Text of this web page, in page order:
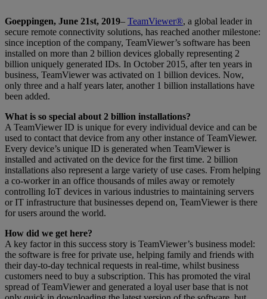
Goeppingen, June 21st, 2019– TeamViewer®, a global leader in
secure remote connectivity solutions, has reached another milestone:
since inception of the company, TeamViewer’s software has been
installed on more than 2 billion devices globally representing 2
billion uniquely generated IDs. In October 2015, after ten years in
business, TeamViewer was activated on 1 billion devices. Now,
only three and a half years later, another 1 billion installations have
been added.
What is so special about 2 billion installations?
A TeamViewer ID is unique for every individual device and can be
used to contact that device from any other instance of TeamViewer.
Every device’s unique ID is generated when TeamViewer is
installed and activated on the device for the first time. 2 billion
installations also represent a large variety of use cases. From helping
a co-worker in an office thousands of miles away or remotely
controlling IoT devices in various industries to maintaining servers
or IT infrastructure that businesses depend on, TeamViewer is there
for users around the world.
How did we get here?
A key factor in this success story is TeamViewer’s business model:
the software is free for private use, helping family and friends with
their day-to-day technical requests in real-time, whilst business
customers need to buy a subscription. This has promoted the viral
spread of TeamViewer and generated a loyal user base that is not